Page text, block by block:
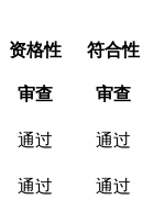
资格性
审查
符合性
审查
通过 通过
通过 通过